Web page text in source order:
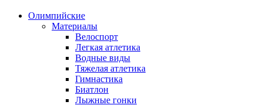
Олимпийские
Материалы
Велоспорт
Легкая атлетика
Водные виды
Тяжелая атлетика
Гимнастика
Биатлон
Лыжные гонки